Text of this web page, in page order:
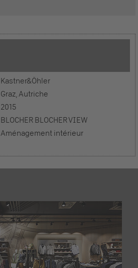
Kastner&Öhler
Graz, Autriche
2015
BLOCHER BLOCHER VIEW
Aménagement intérieur